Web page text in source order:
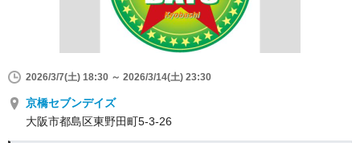
2026/3/7(土) 18:30 ～ 2026/3/14(土) 23:30
京橋セブンデイズ
大阪市都島区東野田町5-3-26